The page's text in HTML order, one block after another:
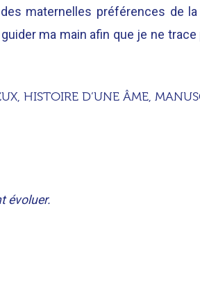
maternelles préférences de
ma main afin que je ne
HISTOIRE D’UNE ÂME,
évoluer.